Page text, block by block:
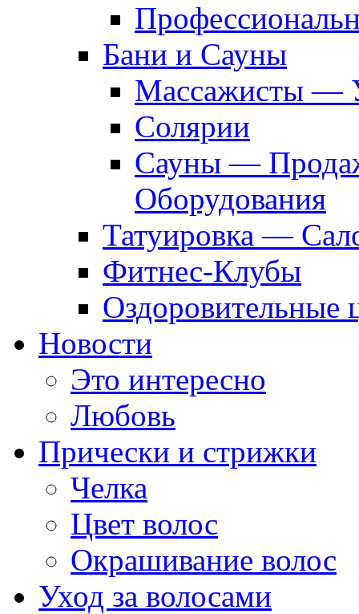
Бани и Сауны
Массажисты —
Солярии
Сауны —
Оборудования
Татуировка —
Фитнес-Клубы
Оздоровительные
Новости
Это интересно
Любовь
Прически и стрижки
Челка
Цвет волос
Окрашивание волос
Уход за волосами